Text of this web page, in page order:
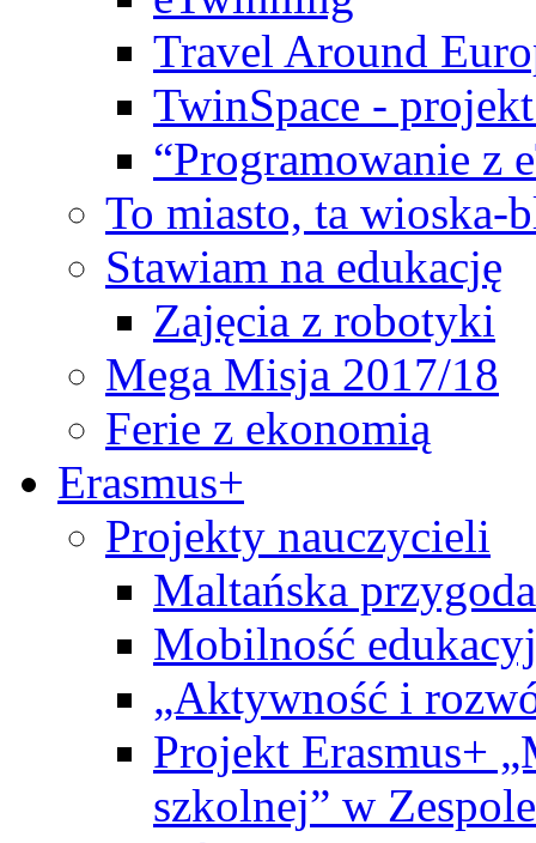
Travel Around
TwinSpace -
“Programowanie z
To miasto, ta wioska-
Stawiam na edukację
Zajęcia z robotyki
Mega Misja 2017/18
Ferie z ekonomią
Erasmus+
Projekty nauczycieli
Maltańska
Mobilność
„Aktywność i
Projekt Erasmus+
szkolnej” w